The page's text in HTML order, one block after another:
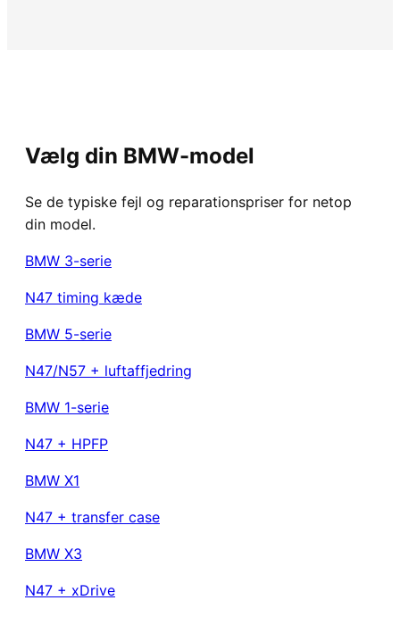
Vælg din BMW-model
Se de typiske fejl og reparationspriser for netop
din model.
BMW 3-serie
N47 timing kæde
BMW 5-serie
N47/N57 + luftaffjedring
BMW 1-serie
N47 + HPFP
BMW X1
N47 + transfer case
BMW X3
N47 + xDrive